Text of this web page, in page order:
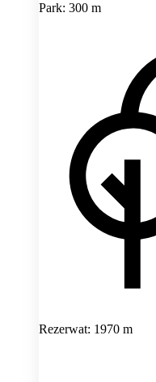
Park: 300 m
Rezerwat: 1970 m